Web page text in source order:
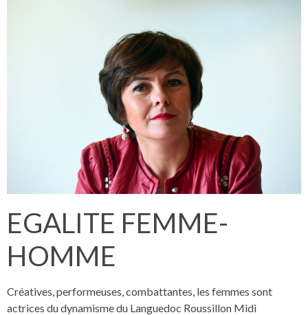
EGALITE FEMME-
HOMME
Créatives, performeuses, combattantes, les femmes sont
actrices du dynamisme du Languedoc Roussillon Midi